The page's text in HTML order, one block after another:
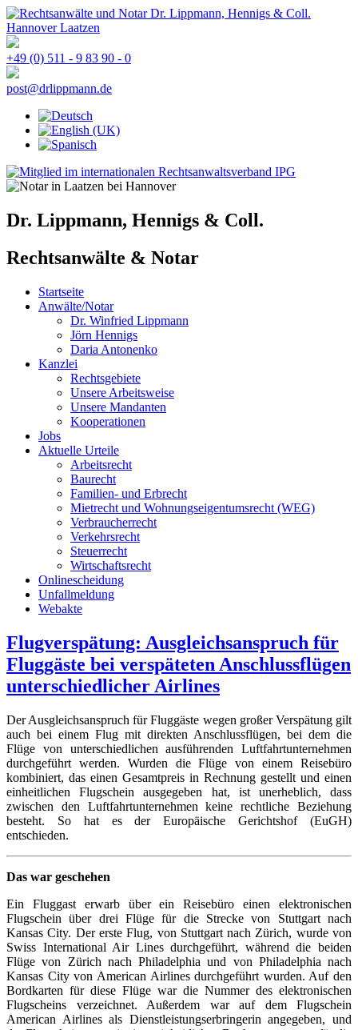
+49 (0) 511 - 9 83 90 - 0
post@drlippmann.de
Dr. Lippmann, Hennigs & Coll.
Rechtsanwälte & Notar
Startseite
Anwälte/Notar
Dr. Winfried Lippmann
Jörn Hennigs
Daria Antonenko
Kanzlei
Rechtsgebiete
Unsere Arbeitsweise
Unsere Mandanten
Kooperationen
Jobs
Aktuelle Urteile
Arbeitsrecht
Baurecht
Familien- und Erbrecht
Mietrecht und Wohnungseigentumsrecht (WEG)
Verbraucherrecht
Verkehrsrecht
Steuerrecht
Wirtschaftsrecht
Onlinescheidung
Unfallmeldung
Webakte
Flugverspätung: Ausgleichsanspruch für
Fluggäste bei verspäteten Anschlussflügen
unterschiedlicher Airlines
Der Ausgleichsanspruch für Fluggäste wegen großer Verspätung gilt
auch bei einem Flug mit direkten Anschlussflügen, bei dem die
Flüge von unterschiedlichen ausführenden Luftfahrtunternehmen
durchgeführt werden. Wurden die Flüge von einem Reisebüro
kombiniert, das einen Gesamtpreis in Rechnung gestellt und einen
einheitlichen Flugschein ausgegeben hat, ist unerheblich, dass
zwischen den Luftfahrtunternehmen keine rechtliche Beziehung
besteht. So hat es der Europäische Gerichtshof (EuGH)
entschieden.
Das war geschehen
Ein Fluggast erwarb über ein Reisebüro einen elektronischen
Flugschein über drei Flüge für die Strecke von Stuttgart nach
Kansas City. Der erste Flug, von Stuttgart nach Zürich, wurde von
Swiss International Air Lines durchgeführt, während die beiden
Flüge von Zürich nach Philadelphia und von Philadelphia nach
Kansas City von American Airlines durchgeführt wurden. Auf den
Bordkarten für diese Flüge war die Nummer des elektronischen
Flugscheins verzeichnet. Außerdem war auf dem Flugschein
American Airlines als Dienstleistungserbringerin angegeben, und